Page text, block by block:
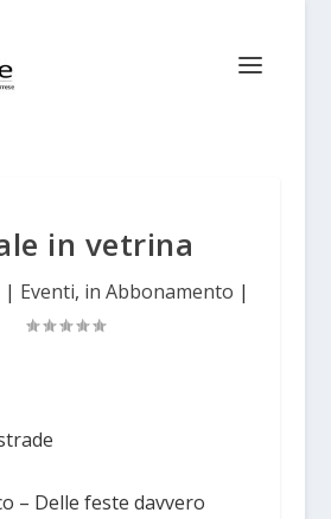
in vetrina
| Eventi, in Abbonamento |
– Delle feste davvero